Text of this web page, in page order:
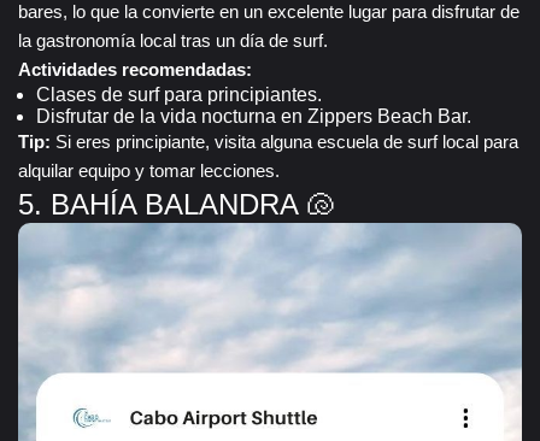
bares, lo que la convierte en un excelente lugar para disfrutar de
la gastronomía local tras un día de surf.
Actividades recomendadas:
Clases de surf para principiantes.
Disfrutar de la vida nocturna en Zippers Beach Bar.
Tip: Si eres principiante, visita alguna escuela de surf local para
alquilar equipo y tomar lecciones.
5. BAHÍA BALANDRA 🐚